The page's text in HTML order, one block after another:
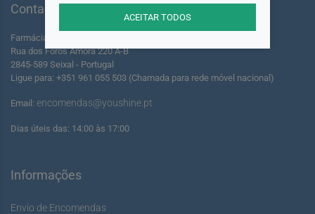
Contactos
Farmácia dos Foros de Amora Lda.
Rua dos Foros Amora 220 A-B
2845-589 Seixal - Portugal
Ligue para: +351 961 055 503 (Chamada para rede móvel nacional)
Email: encomendas@youshine.pt
Dias úteis das: 14:00 às 17:00
Informações
Envio de Encomendas
ACEITAR TODOS